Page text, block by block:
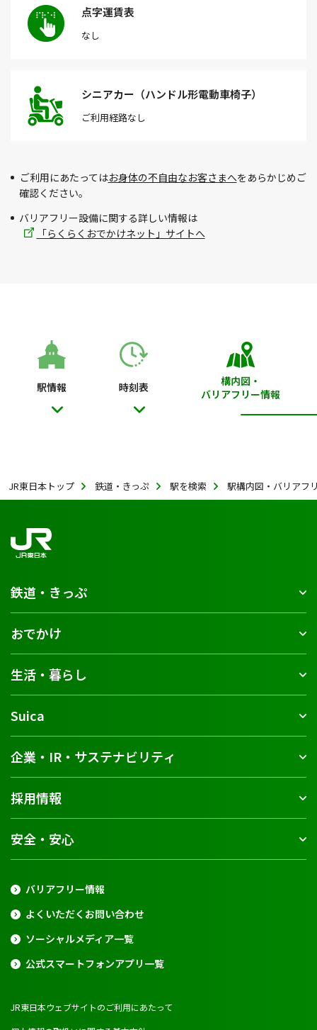
点字運賃表
なし
シニアカー（ハンドル形電動車椅子）
ご利用経路なし
ご利用にあたってはお身体の不自由なお客さまへをあらかじめご
確認ください。
バリアフリー設備に関する詳しい情報は
「らくらくおでかけネット」サイトへ
駅情報 時刻表
構内図・
バリアフリー情報
JR東日本トップ 鉄道・きっぷ 駅を検索 駅構内図・バリアフ
鉄道・きっぷ
おでかけ
生活・暮らし
Suica
企業・IR・サステナビリティ
採用情報
安全・安心
バリアフリー情報
よくいただくお問い合わせ
ソーシャルメディア一覧
公式スマートフォンアプリ一覧
JR東日本ウェブサイトのご利用にあたって